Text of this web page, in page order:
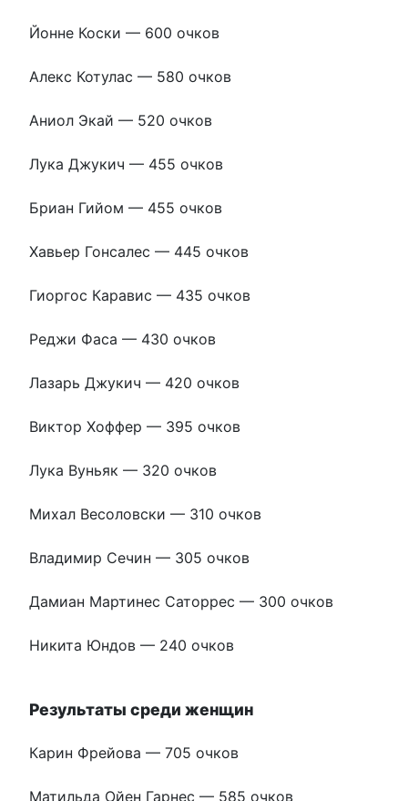
Йонне Коски — 600 очков
Алекс Котулас — 580 очков
Аниол Экай — 520 очков
Лука Джукич — 455 очков
Бриан Гийом — 455 очков
Хавьер Гонсалес — 445 очков
Гиоргос Каравис — 435 очков
Реджи Фаса — 430 очков
Лазарь Джукич — 420 очков
Виктор Хоффер — 395 очков
Лука Вуньяк — 320 очков
Михал Весоловски — 310 очков
Владимир Сечин — 305 очков
Дамиан Мартинес Саторрес — 300 очков
Никита Юндов — 240 очков
Результаты среди женщин
Карин Фрейова — 705 очков
Матильда Ойен Гарнес — 585 очков